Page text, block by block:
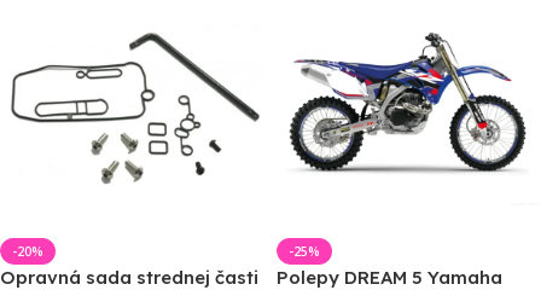
-20%
Opravná sada strednej časti
-25%
Polepy DREAM 5 Yamaha